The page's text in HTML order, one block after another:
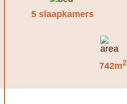
5 slaapkamers
742m2